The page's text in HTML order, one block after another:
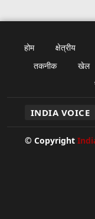
होम क्षेत्रीय
तकनीक
खेल
INDIA VOICE
© Copyright